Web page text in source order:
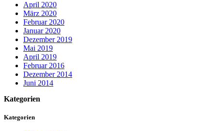
April 2020
März 2020
Februar 2020
Januar 2020
Dezember 2019
Mai 2019
April 2019
Februar 2016
Dezember 2014
Juni 2014
Kategorien
Kategorien